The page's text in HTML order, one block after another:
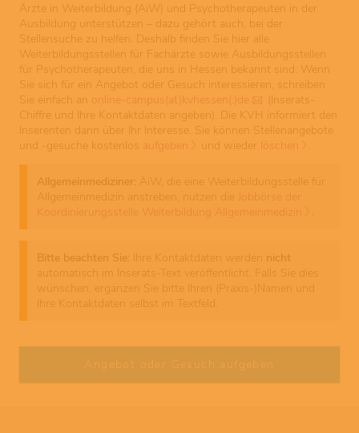
Ärzte in Weiterbildung (AiW) und Psychotherapeuten in der
Ausbildung unterstützen – dazu gehört auch, bei der
Stellensuche zu helfen. Deshalb finden Sie hier alle
Weiterbildungsstellen für Fachärzte sowie Ausbildungsstellen
für Psychotherapeuten, die uns in Hessen bekannt sind. Wenn
Sie sich für ein Angebot oder Gesuch interessieren, schreiben
Sie einfach an online-campus(at)kvhessen(.)de
(Inserats-
Chiffre und Ihre Kontaktdaten angeben). Die KVH informiert den
Inserenten dann über Ihr Interesse. Sie können Stellenangebote
und -gesuche kostenlos aufgeben und wieder löschen
Allgemeinmediziner: ÄiW, die eine Weiterbildungsstelle für
Allgemeinmedizin anstreben, nutzen die Jobbörse der
Koordinierungsstelle Weiterbildung Allgemeinmedizin
Bitte beachten Sie: Ihre Kontaktdaten werden nicht
automatisch im Inserats-Text veröffentlicht. Falls Sie dies
wünschen, ergänzen Sie bitte Ihren (Praxis-)Namen und
Ihre Kontaktdaten selbst im Textfeld.